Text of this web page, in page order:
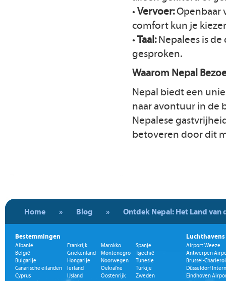
•Vervoer:Openbaar
comfort kun je
•Taal:Nepalees is de
gesproken.
Waarom Nepal
Nepal biedt een
naar avontuur in de
Nepalese
betoveren door dit
Home » Blog » Ontdek Nepal: Het Land van
Bestemmingen
Albanië
België
Bulgarije
Canarische eilanden
Cyprus
Frankrijk
Griekenland
Hongarije
Ierland
IJsland
Marokko
Montenegro
Noorwegen
Oekraïne
Oostenrijk
Spanje
Tsjechië
Tunesië
Turkije
Zweden
Luchthavens
Airport Weeze
Antwerpen
Brussel-
Düsseldorf
Eindhoven